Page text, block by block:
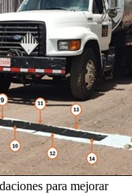
para mejorar